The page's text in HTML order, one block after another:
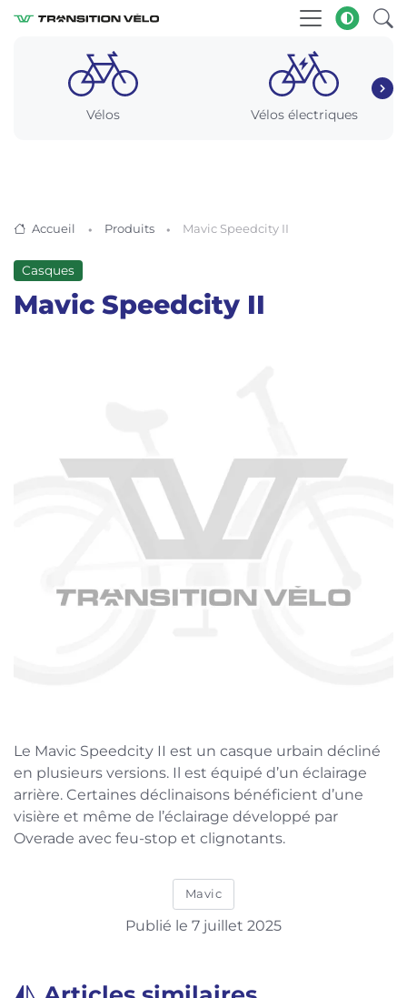
Vélos Vélos électriques
Accueil Produits Mavic Speedcity II
Casques
Mavic Speedcity II
Le Mavic Speedcity II est un casque urbain décliné
en plusieurs versions. Il est équipé d’un éclairage
arrière. Certaines déclinaisons bénéficient d’une
visière et même de l’éclairage développé par
Overade avec feu-stop et clignotants.
Mavic
Publié le 7 juillet 2025